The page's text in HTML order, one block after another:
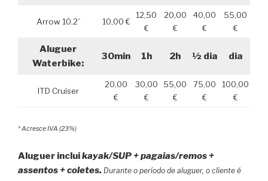
Arrow 10.2´ 10,00 €
12,50
€
20,00
€
40,00
€
55,00
€
Aluguer
Waterbike:
30min 1h 2h ½ dia dia
ITD Cruiser
20,00
€
30,00
€
55,00
€
75,00
€
100,00
€
* Acresce IVA (23%)
Aluguer incluikayak/SUP + pagaias/remos +
assentos + coletes. Durante o período de aluguer, o cliente é